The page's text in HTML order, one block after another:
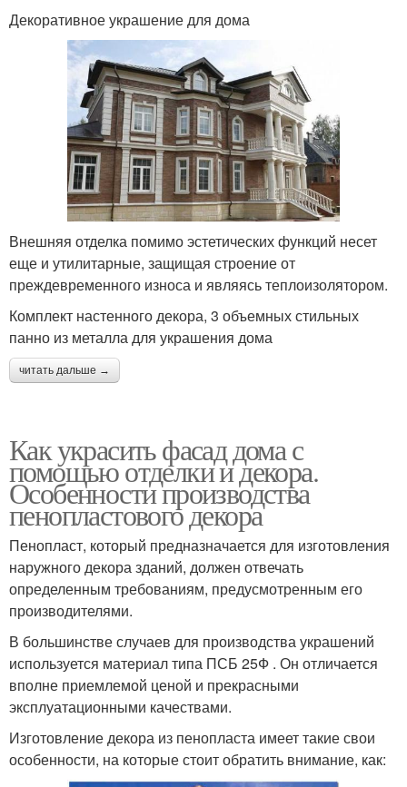
Декоративное украшение для дома
Внешняя отделка помимо эстетических функций несет
еще и утилитарные, защищая строение от
преждевременного износа и являясь теплоизолятором.
Комплект настенного декора, 3 объемных стильных
панно из металла для украшения дома
читать дальше →
Как украсить фасад дома с
помощью отделки и декора.
Особенности производства
пенопластового декора
Пенопласт, который предназначается для изготовления
наружного декора зданий, должен отвечать
определенным требованиям, предусмотренным его
производителями.
В большинстве случаев для производства украшений
используется материал типа ПСБ 25Ф . Он отличается
вполне приемлемой ценой и прекрасными
эксплуатационными качествами.
Изготовление декора из пенопласта имеет такие свои
особенности, на которые стоит обратить внимание, как: